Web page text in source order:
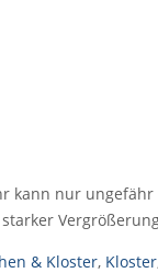
kann nur
& Kloster, Kloster